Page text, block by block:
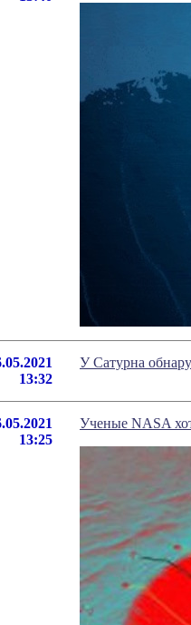
13:32
У Сатурна
13:25
Ученые NASA